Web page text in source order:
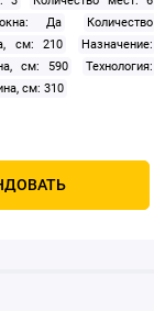
окна: Да
Количество
см: 210
Назначение:
см: 590
Технология:
см: 310